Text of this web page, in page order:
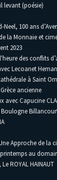
levant (poésie)
Neel, 100 ans
la Monnaie et
2023
des conflits
Lecoanet
à Saint
ancienne
avec Capucine
Boulogne
Approche de la
au
Le ROYAL HAINAUT